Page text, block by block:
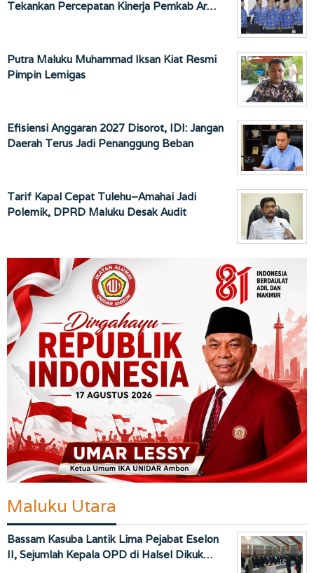
Tekankan Percepatan Kinerja Pemkab Ar…
Putra Maluku Muhammad Iksan Kiat Resmi
Pimpin Lemigas
Efisiensi Anggaran 2027 Disorot, IDI: Jangan
Daerah Terus Jadi Penanggung Beban
Tarif Kapal Cepat Tulehu–Amahai Jadi
Polemik, DPRD Maluku Desak Audit
Maluku Utara
Bassam Kasuba Lantik Lima Pejabat Eselon
II, Sejumlah Kepala OPD di Halsel Dikuk…